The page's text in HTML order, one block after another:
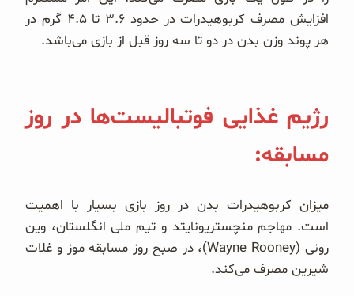
افزایش مصرف کربوهیدرات در حدود ۳.۶ تا ۴.۵ گرم در
هر پوند وزن بدن در دو تا سه روز قبل از بازی می‌باشد.
رژیم غذایی فوتبالیست‌ها در روز
مسابقه:
میزان کربوهیدرات بدن در روز بازی بسیار با اهمیت
است. مهاجم منچستریونایتد و تیم ملی انگلستان، وین
رونی (Wayne Rooney)، در صبح روز مسابقه موز و غلات
شیرین مصرف می‌کند.